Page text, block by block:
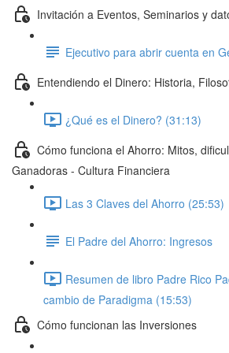
Invitación a Eventos, Seminarios y
Ejecutivo para abrir cuenta en
Entendiendo el Dinero: Historia,
¿Qué es el Dinero? (31:13)
Cómo funciona el Ahorro: Mitos,
Ganadoras - Cultura Financiera
Las 3 Claves del Ahorro (25:53)
El Padre del Ahorro: Ingresos
Resumen de libro Padre Rico
cambio de Paradigma (15:53)
Cómo funcionan las Inversiones